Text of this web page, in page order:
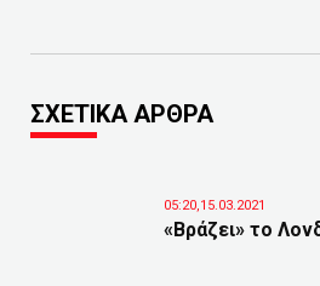
ΣΧΕΤΙΚΑ ΑΡΘΡΑ
05:20,15.03.2021
«Βράζει» το